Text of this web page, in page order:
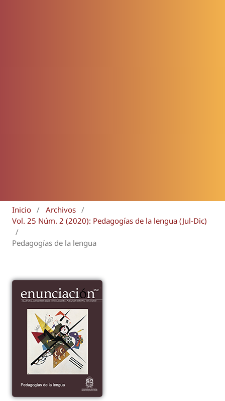
Inicio / Archivos /
Vol. 25 Núm. 2 (2020): Pedagogías de la lengua (Jul-Dic)
/
Pedagogías de la lengua